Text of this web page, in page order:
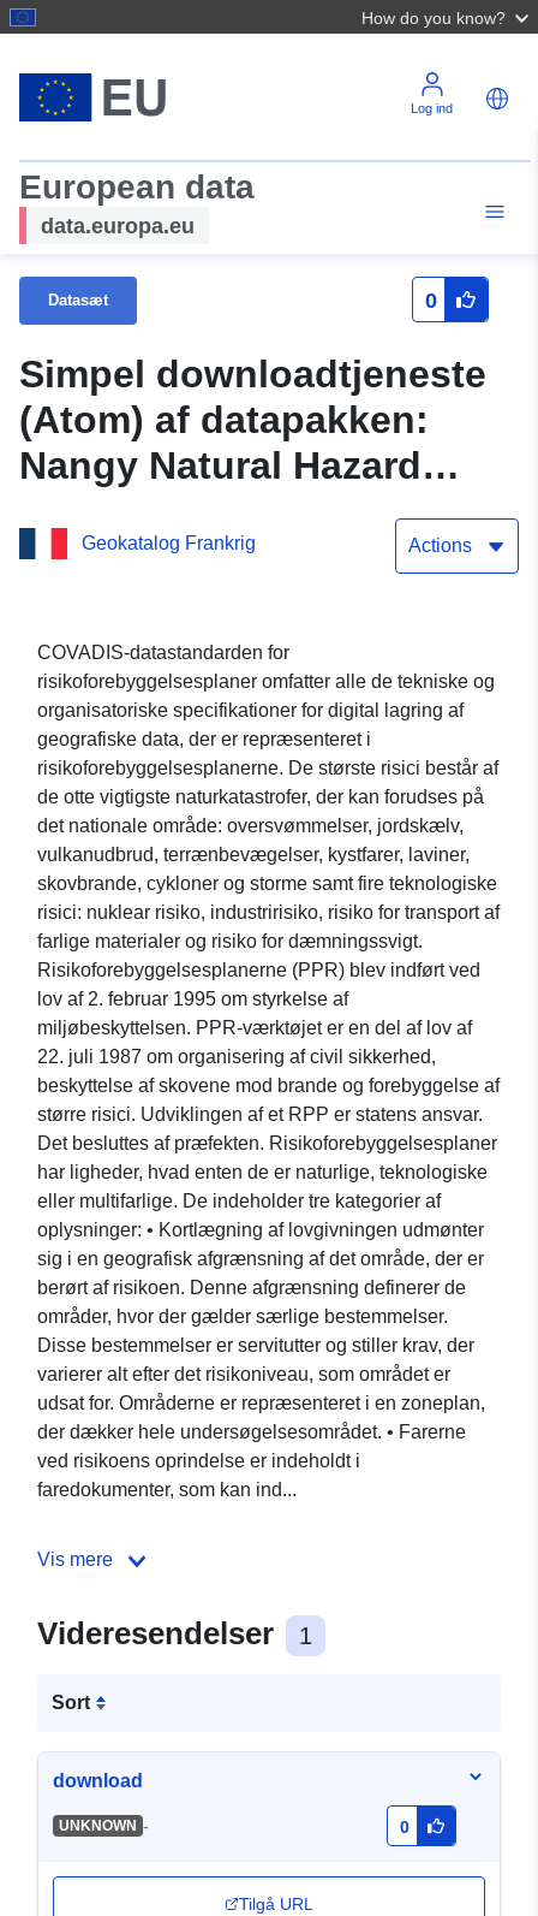
How do you know?
Log ind
European data
data.europa.eu
Datasæt 0
Simpel downloadtjeneste
(Atom) af datapakken:
Nangy Natural Hazard
Prevention Plan (Haute-
Savoie) — godkendt den
Geokatalog Frankrig Actions
COVADIS-datastandarden for
risikoforebyggelsesplaner omfatter alle de tekniske og
organisatoriske specifikationer for digital lagring af
geografiske data, der er repræsenteret i
risikoforebyggelsesplanerne. De største risici består af
de otte vigtigste naturkatastrofer, der kan forudses på
det nationale område: oversvømmelser, jordskælv,
vulkanudbrud, terrænbevægelser, kystfarer, laviner,
skovbrande, cykloner og storme samt fire teknologiske
risici: nuklear risiko, industririsiko, risiko for transport af
farlige materialer og risiko for dæmningssvigt.
Risikoforebyggelsesplanerne (PPR) blev indført ved
lov af 2. februar 1995 om styrkelse af
miljøbeskyttelsen. PPR-værktøjet er en del af lov af
22. juli 1987 om organisering af civil sikkerhed,
beskyttelse af skovene mod brande og forebyggelse af
større risici. Udviklingen af et RPP er statens ansvar.
Det besluttes af præfekten. Risikoforebyggelsesplaner
har ligheder, hvad enten de er naturlige, teknologiske
eller multifarlige. De indeholder tre kategorier af
oplysninger: • Kortlægning af lovgivningen udmønter
sig i en geografisk afgrænsning af det område, der er
berørt af risikoen. Denne afgrænsning definerer de
områder, hvor der gælder særlige bestemmelser.
Disse bestemmelser er servitutter og stiller krav, der
varierer alt efter det risikoniveau, som området er
udsat for. Områderne er repræsenteret i en zoneplan,
der dækker hele undersøgelsesområdet. • Farerne
ved risikoens oprindelse er indeholdt i
faredokumenter, som kan ind...
Vis mere
Videresendelser 1
Sort
download
UNKNOWN - 0
Tilgå URL